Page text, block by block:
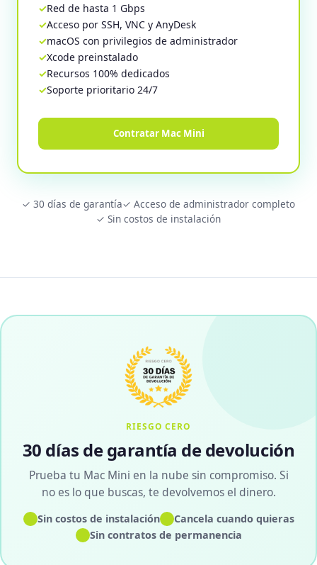
Red de hasta 1 Gbps
Acceso por SSH, VNC y AnyDesk
macOS con privilegios de administrador
Xcode preinstalado
Recursos 100% dedicados
Soporte prioritario 24/7
Contratar Mac Mini
✓ 30 días de garantía✓ Acceso de administrador completo
✓ Sin costos de instalación
RIESGO CERO
30 días de garantía de devolución
Prueba tu Mac Mini en la nube sin compromiso. Si
no es lo que buscas, te devolvemos el dinero.
✓Sin costos de instalación✓Cancela cuando quieras
✓Sin contratos de permanencia